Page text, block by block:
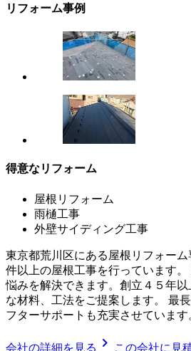
リフォーム事例
得意なリフォーム
屋根リフォーム
雨樋工事
外壁サイディング工事
東京都荒川区にある屋根リフォー
件以上の屋根工事を行っています
悩みを解決できます。創立４５年
な材料、工法をご提案します。 最
フターサポートも充実させています
会社の詳細を見る chevron_right この会社に見